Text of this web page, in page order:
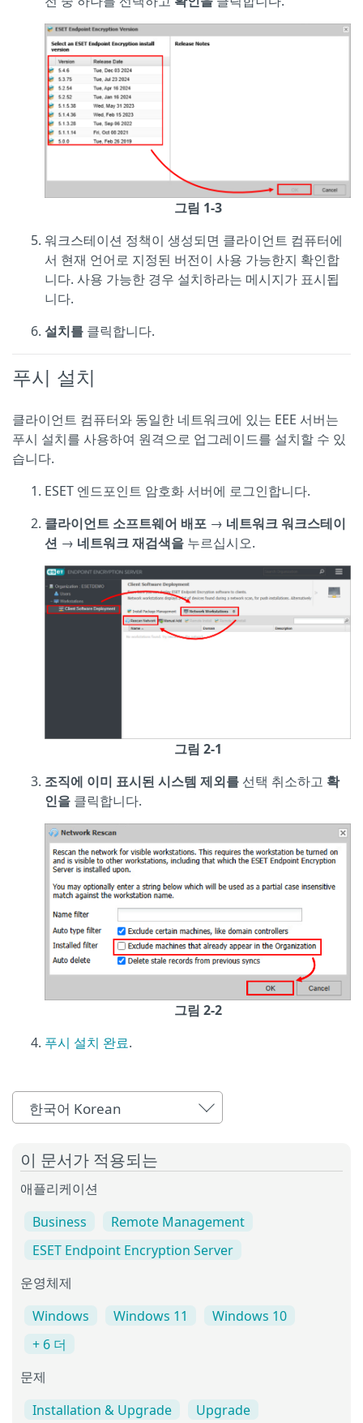
그림 1-3
워크스테이션 정책이 생성되면 클라이언트 컴퓨터에
서 현재 언어로 지정된 버전이 사용 가능한지 확인합
니다. 사용 가능한 경우 설치하라는 메시지가 표시됩
니다.
설치를 클릭합니다.
푸시 설치
클라이언트 컴퓨터와 동일한 네트워크에 있는 EEE 서버는
푸시 설치를 사용하여 원격으로 업그레이드를 설치할 수 있
습니다.
ESET 엔드포인트 암호화 서버에 로그인합니다.
클라이언트 소프트웨어 배포 → 네트워크 워크스테이
션 → 네트워크 재검색을 누르십시오.
그림 2-1
조직에 이미 표시된 시스템 제외를 선택 취소하고 확
인을 클릭합니다.
그림 2-2
푸시 설치 완료.
한국어 Korean
이 문서가 적용되는
애플리케이션
Business
Remote Management
ESET Endpoint Encryption Server
운영체제
Windows Windows 11
Windows 10
+ 6 더
문제
Installation & Upgrade Upgrade